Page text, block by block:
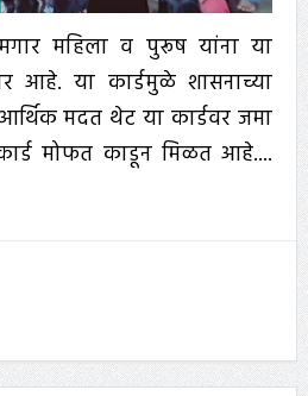
महिला व पुरूष यांना या
आहे. या कार्डमुळे शासनाच्या
मदत थेट या कार्डवर जमा
मोफत काडून मिळत आहे....